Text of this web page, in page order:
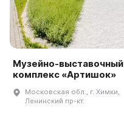
Музейно-выставочный
комплекс «Артишок»
Московская обл., г. Химки,
Ленинский пр-кт.